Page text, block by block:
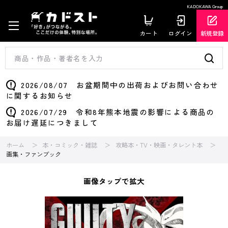
KADOKAWA Group
カート ログイン 新規登録
2026/08/07 お盆期間中の出荷およびお問い合わせ
に関するお知らせ
2026/07/29 令和8年熊本地震の影響による商品の
お届け遅延につきまして
ホーム 本・コミック・雑誌
攻略本・TV・映画・タレント本
画集・ファンブック
画像タップで拡大